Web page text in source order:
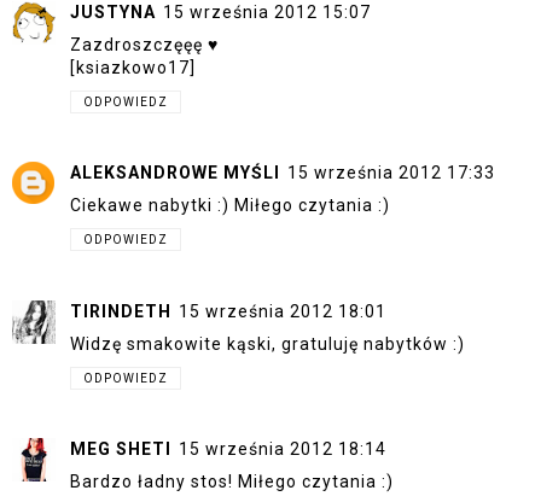
JUSTYNA 15 września 2012 15:07
Zazdroszczęęę ♥
[ksiazkowo17]
ODPOWIEDZ
ALEKSANDROWE MYŚLI
15 września 2012 17:33
Ciekawe nabytki :) Miłego czytania :)
ODPOWIEDZ
TIRINDETH 15 września 2012 18:01
Widzę smakowite kąski, gratuluję nabytków :)
ODPOWIEDZ
MEG SHETI
15 września 2012 18:14
Bardzo ładny stos! Miłego czytania :)